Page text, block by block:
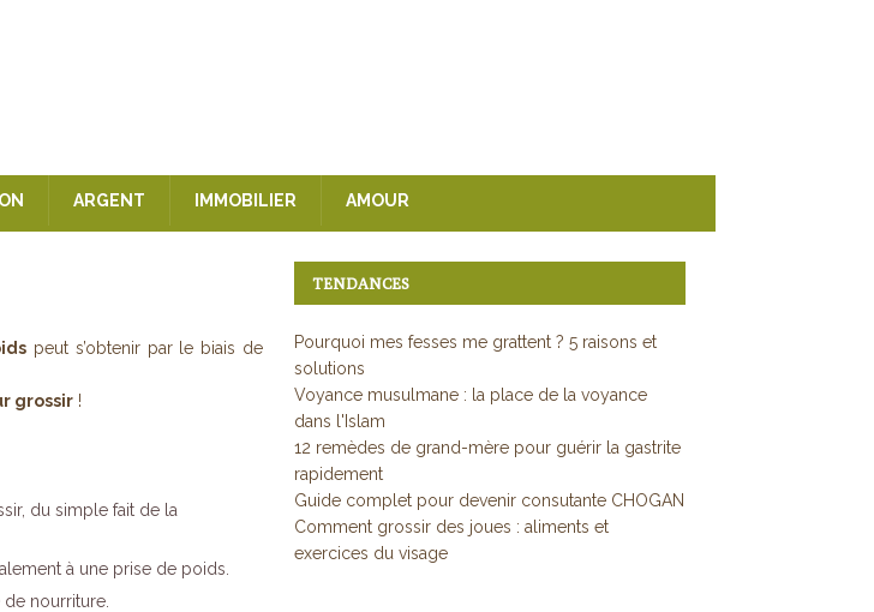
ARGENT IMMOBILIER AMOUR
peut s’obtenir par le biais de
grossir !
du simple fait de la
à une prise de poids.
nourriture.
TENDANCES
Pourquoi mes fesses me grattent ? 5 raisons et
solutions
Voyance musulmane : la place de la voyance
dans l'Islam
12 remèdes de grand-mère pour guérir la gastrite
rapidement
Guide complet pour devenir consutante CHOGAN
Comment grossir des joues : aliments et
exercices du visage